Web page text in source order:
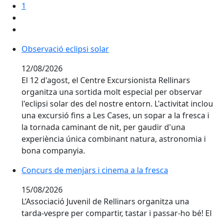
1
Observació eclipsi solar
Observació eclipsi solar
12/08/2026
El 12 d'agost, el Centre Excursionista Rellinars
organitza una sortida molt especial per observar
l'eclipsi solar des del nostre entorn. L'activitat inclou
una excursió fins a Les Cases, un sopar a la fresca i
la tornada caminant de nit, per gaudir d'una
experiència única combinant natura, astronomia i
bona companyia.
Concurs de menjars i cinema a la fresca
Concurs de menjars i cinema a la fresca
15/08/2026
L’Associació Juvenil de Rellinars organitza una
tarda-vespre per compartir, tastar i passar-ho bé! El